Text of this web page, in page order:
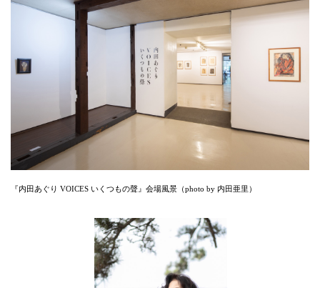
『内田あぐり VOICES いくつもの聲』会場風景（photo by 内田亜里）